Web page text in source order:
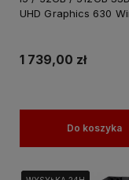
UHD Graphics 630
1 739,00 zł
Do koszyka